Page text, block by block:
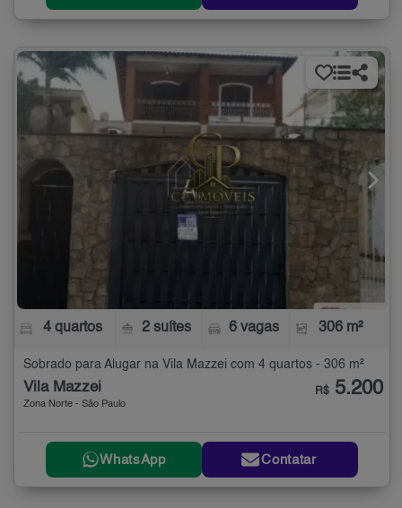
4 quartos 2 suítes 6 vagas 306 m²
Sobrado para Alugar na Vila Mazzei com 4 quartos - 306 m²
Vila Mazzei
Zona Norte - São Paulo
R$ 5.200
WhatsApp Contatar